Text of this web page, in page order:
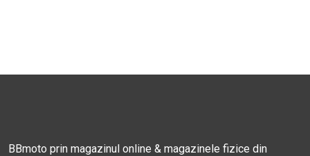
BBmoto prin magazinul online & magazinele fizice din